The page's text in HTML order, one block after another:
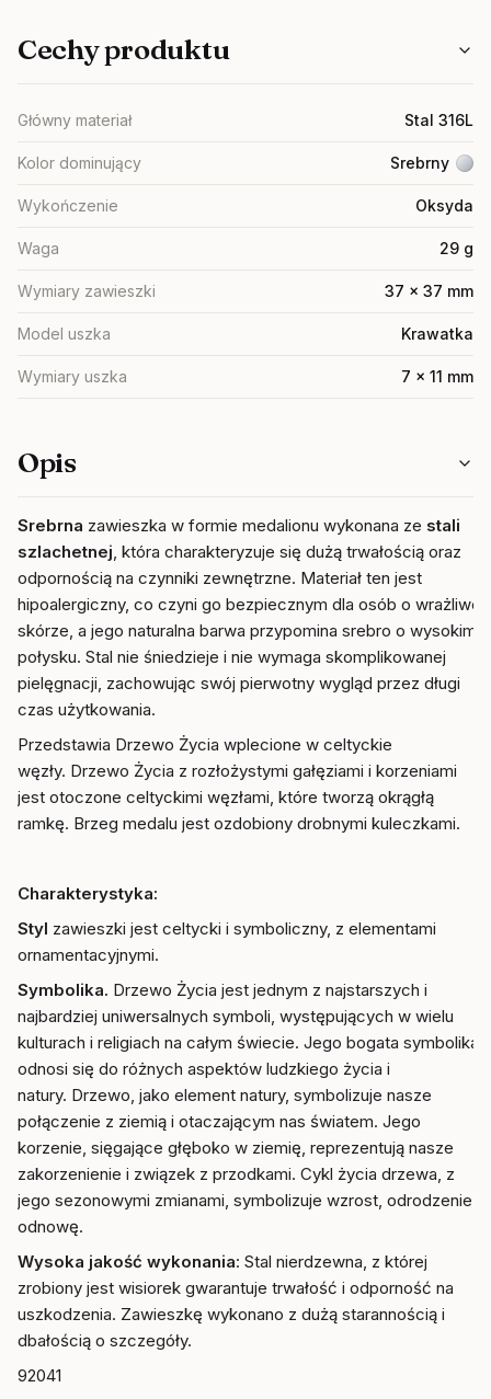
Cechy produktu
Główny materiał Stal 316L
Kolor dominujący Srebrny
Wykończenie Oksyda
Waga 29 g
Wymiary zawieszki 37 x 37 mm
Model uszka Krawatka
Wymiary uszka 7 x 11 mm
Opis
Srebrna zawieszka w formie medalionu wykonana ze stali
szlachetnej, która charakteryzuje się dużą trwałością oraz
odpornością na czynniki zewnętrzne. Materiał ten jest
hipoalergiczny, co czyni go bezpiecznym dla osób o wrażliwej
skórze, a jego naturalna barwa przypomina srebro o wysokim
połysku. Stal nie śniedzieje i nie wymaga skomplikowanej
pielęgnacji, zachowując swój pierwotny wygląd przez długi
czas użytkowania.
Przedstawia Drzewo Życia wplecione w celtyckie
węzły. Drzewo Życia z rozłożystymi gałęziami i korzeniami
jest otoczone celtyckimi węzłami, które tworzą okrągłą
ramkę. Brzeg medalu jest ozdobiony drobnymi kuleczkami.
Charakterystyka:
Styl zawieszki jest celtycki i symboliczny, z elementami
ornamentacyjnymi.
Symbolika. Drzewo Życia jest jednym z najstarszych i
najbardziej uniwersalnych symboli, występujących w wielu
kulturach i religiach na całym świecie. Jego bogata symbolika
odnosi się do różnych aspektów ludzkiego życia i
natury. Drzewo, jako element natury, symbolizuje nasze
połączenie z ziemią i otaczającym nas światem. Jego
korzenie, sięgające głęboko w ziemię, reprezentują nasze
zakorzenienie i związek z przodkami. Cykl życia drzewa, z
jego sezonowymi zmianami, symbolizuje wzrost, odrodzenie i
odnowę.
Wysoka jakość wykonania: Stal nierdzewna, z której
zrobiony jest wisiorek gwarantuje trwałość i odporność na
uszkodzenia. Zawieszkę wykonano z dużą starannością i
dbałością o szczegóły.
92041